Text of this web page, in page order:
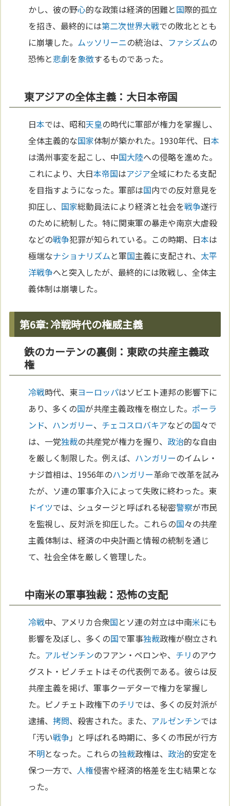
かし、彼の野心的な政策は経済的困難と国際的孤立
を招き、最終的には第二次世界大戦での敗北ととも
に崩壊した。 ムッソリーニの統治は、 ファシズムの
恐怖と悲劇を象徴するものであった。
東アジアの全体主義：大日本帝国
日本では、昭和天皇の時代に軍部が権力を掌握し、
全体主義的な国家体制が築かれた。1930年代、日本
は満州事変を起こし、中国大陸への侵略を進めた。
これにより、大日本帝国はアジア全域にわたる支配
を目指すようになった。軍部は国内での反対意見を
抑圧し、 国家総動員法により経済と社会を戦争遂行
のために統制した。特に関東軍の暴走や南京大虐殺
などの戦争犯罪が知られている。この時期、日本は
極端なナショナリズムと軍国主義に支配され、 太平
洋戦争へと突入したが、最終的には敗戦し、全体主
義体制は崩壊した。
第6章: 冷戦時代の権威主義
鉄のカーテンの裏側：東欧の共産主義政
権
冷戦時代、東ヨーロッパはソビエト連邦の影響下に
あり、多くの国が共産主義政権を樹立した。 ポーラ
ンド、 ハンガリー、 チェコスロバキアなどの国々で
は、一党独裁の共産党が権力を握り、 政治的な自由
を厳しく制限した。例えば、 ハンガリーのイムレ・
ナジ首相は、1956年のハンガリー革命で改革を試み
たが、ソ連の軍事介入によって失敗に終わった。東
ドイツでは、シュタージと呼ばれる秘密警察が市民
を監視し、反対派を抑圧した。これらの国々の共産
主義体制は、経済の中央計画と情報の統制を通じ
て、社会全体を厳しく管理した。
中南米の軍事独裁：恐怖の支配
冷戦中、アメリカ合衆国とソ連の対立は中南米にも
影響を及ぼし、多くの国で軍事独裁政権が樹立され
た。 アルゼンチンのフアン・ペロンや、 チリのアウ
グスト・ピノチェトはその代表例である。彼らは反
共産主義を掲げ、軍事クーデターで権力を掌握し
た。ピノチェト政権下のチリでは、多くの反対派が
逮捕、拷問、殺害された。また、 アルゼンチンでは
「汚い戦争」と呼ばれる時期に、多くの市民が行方
不明となった。これらの独裁政権は、 政治的安定を
保つ一方で、 人権侵害や経済的格差を生む結果とな
った。